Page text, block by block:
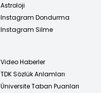
Astroloji
Instagram Dondurma
Instagram Silme
Video Haberler
TDK Sözlük Anlamları
Üniversite Taban Puanları